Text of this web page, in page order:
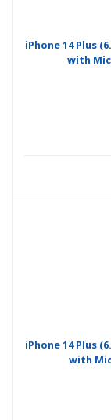
iPhone 14 Plus
with
iPhone 14 Plus
with